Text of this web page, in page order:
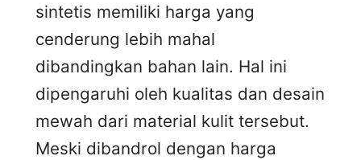
sintetis memiliki harga yang
cenderung lebih mahal
dibandingkan bahan lain. Hal ini
dipengaruhi oleh kualitas dan desain
mewah dari material kulit tersebut.
Meski dibandrol dengan harga